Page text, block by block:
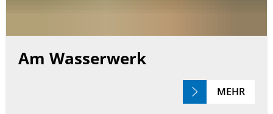
Am Wasserwerk
MEHR